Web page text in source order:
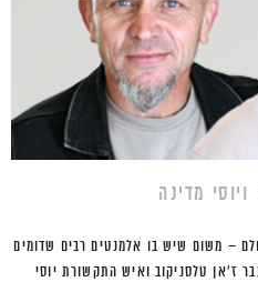
ויוסי מדינה
– משום שיש בו אלמנטים רבים שדומים
ז'אן טלסניקוב ואיש התקשורת יוסי